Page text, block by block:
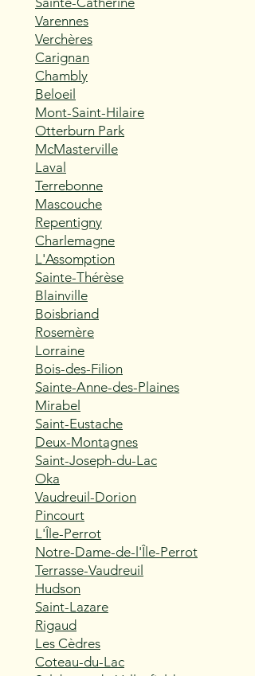
Varennes
Verchères
Carignan
Chambly
Beloeil
Mont-Saint-Hilaire
Otterburn Park
McMasterville
Laval
Terrebonne
Mascouche
Repentigny
Charlemagne
L'Assomption
Sainte-Thérèse
Blainville
Boisbriand
Rosemère
Lorraine
Bois-des-Filion
Sainte-Anne-des-Plaines
Mirabel
Saint-Eustache
Deux-Montagnes
Saint-Joseph-du-Lac
Oka
Vaudreuil-Dorion
Pincourt
L'Île-Perrot
Notre-Dame-de-l'Île-Perrot
Terrasse-Vaudreuil
Hudson
Saint-Lazare
Rigaud
Les Cèdres
Coteau-du-Lac